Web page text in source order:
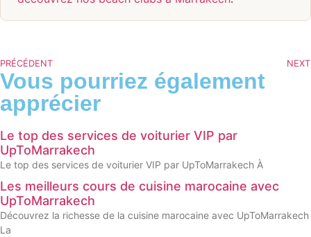
PRÉCÉDENT NEXT
Vous pourriez également
apprécier
Le top des services de voiturier VIP par
UpToMarrakech
Le top des services de voiturier VIP par UpToMarrakech À
Les meilleurs cours de cuisine marocaine avec
UpToMarrakech
Découvrez la richesse de la cuisine marocaine avec UpToMarrakech
La